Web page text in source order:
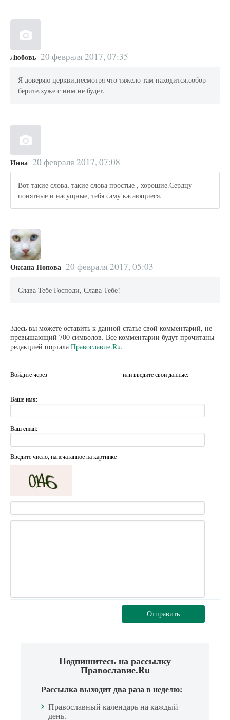
Любовь 20 февраля 2017, 07:35
Я доверяю церкви,несмотря что тяжело там находится,собор
берите,хуже с ним не будет.
Инна 20 февраля 2017, 07:08
Вот такие слова, такие слова простые , хорошие.Сердцу
понятные и насущные, тебя саму касающиеся.
Оксана Попова 20 февраля 2017, 05:03
Слава Тебе Господи, Слава Тебе!
Здесь вы можете оставить к данной статье свой комментарий, не
превышающий 700 символов. Все комментарии будут прочитаны
редакцией портала Православие.Ru.
Войдите через или введите свои данные:
Ваше имя:
Ваш email:
Введите число, напечатанное на картинке
Отправить
Подпишитесь на рассылку
Православие.Ru
Рассылка выходит два раза в неделю:
Православный календарь на каждый
день.